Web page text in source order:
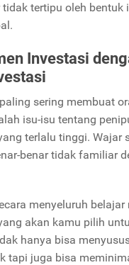
tertipu oleh bentuk
Investasi
sering membuat
isu-isu tentang
terlalu tinggi. Wajar
benar tidak familiar
menyeluruh belajar
akan kamu pilih
hanya bisa
tapi juga bisa